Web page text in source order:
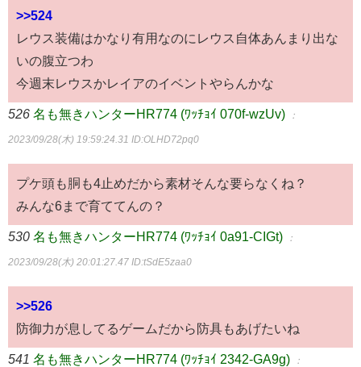
>>524
レウス装備はかなり有用なのにレウス自体あんまり出な
いの腹立つわ
今週末レウスかレイアのイベントやらんかな
526 名も無きハンターHR774 (ﾜｯﾁｮｲ 070f-wzUv) ：
2023/09/28(木) 19:59:24.31 ID:OLHD72pq0
プケ頭も胴も4止めだから素材そんな要らなくね？
みんな6まで育ててんの？
530 名も無きハンターHR774 (ﾜｯﾁｮｲ 0a91-CIGt) ：
2023/09/28(木) 20:01:27.47 ID:tSdE5zaa0
>>526
防御力が息してるゲームだから防具もあげたいね
541 名も無きハンターHR774 (ﾜｯﾁｮｲ 2342-GA9g) ：